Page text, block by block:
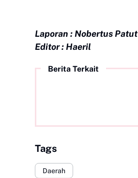
Laporan : Nobertus Patut
Editor : Haeril
Berita Terkait
Tags
Daerah